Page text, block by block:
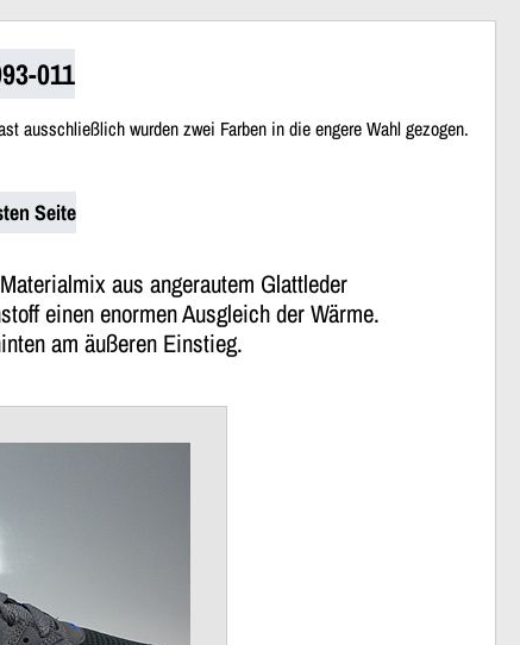
011
ausschließlich wurden zwei Farben in die engere Wahl gezogen.
Seite
aus angerautem Glattleder
einen enormen Ausgleich der Wärme.
am äußeren Einstieg.